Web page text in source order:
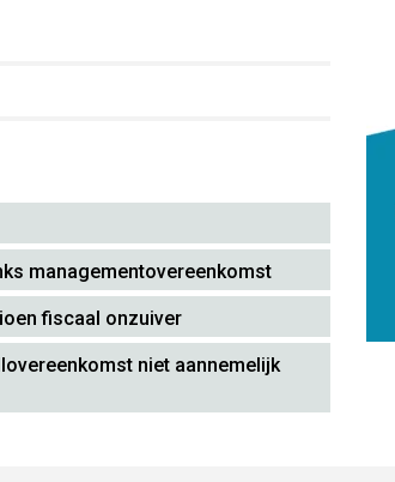
managementovereenkomst
fiscaal onzuiver
niet aannemelijk